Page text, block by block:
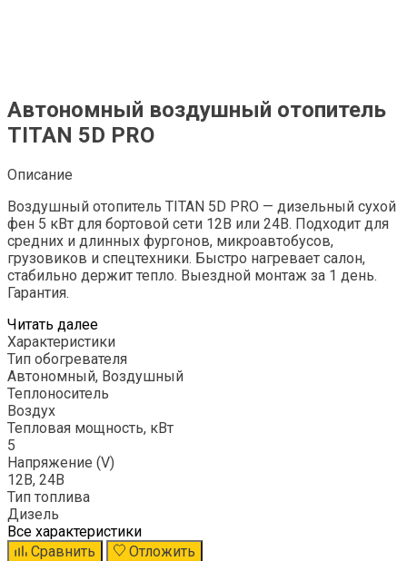
Автономный воздушный отопитель
TITAN 5D PRO
Описание
Воздушный отопитель TITAN 5D PRO — дизельный сухой
фен 5 кВт для бортовой сети 12В или 24В. Подходит для
средних и длинных фургонов, микроавтобусов,
грузовиков и спецтехники. Быстро нагревает салон,
стабильно держит тепло. Выездной монтаж за 1 день.
Гарантия.
Читать далее
Характеристики
Тип обогревателя
Автономный, Воздушный
Теплоноситель
Воздух
Тепловая мощность, кВт
5
Напряжение (V)
12В, 24В
Тип топлива
Дизель
Все характеристики
Сравнить
Отложить